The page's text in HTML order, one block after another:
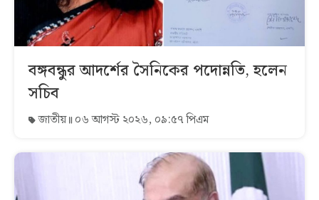
বঙ্গবন্ধুর আদর্শের সৈনিকের পদোন্নতি, হলেন
সচিব
জাতীয় ০৬ আগস্ট ২০২৬, ০৯:৫৭ পিএম